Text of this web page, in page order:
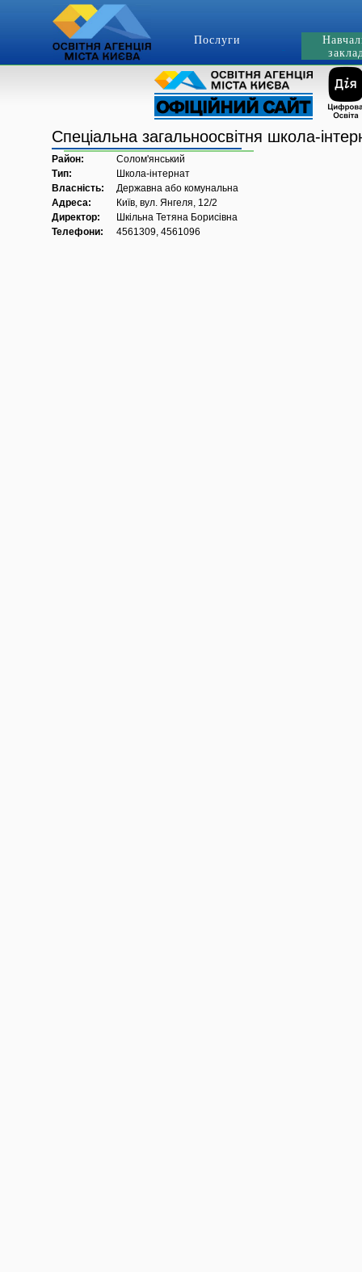
Послуги
Спеціальна загальноосвітня школа-
Район:
Солом'янський
Тип:
Школа-інтернат
Власність:
Державна або комунальна
Адреса:
Київ, вул. Янгеля, 12/2
Директор:
Шкільна Тетяна Борисівна
Телефони:
4561309, 4561096